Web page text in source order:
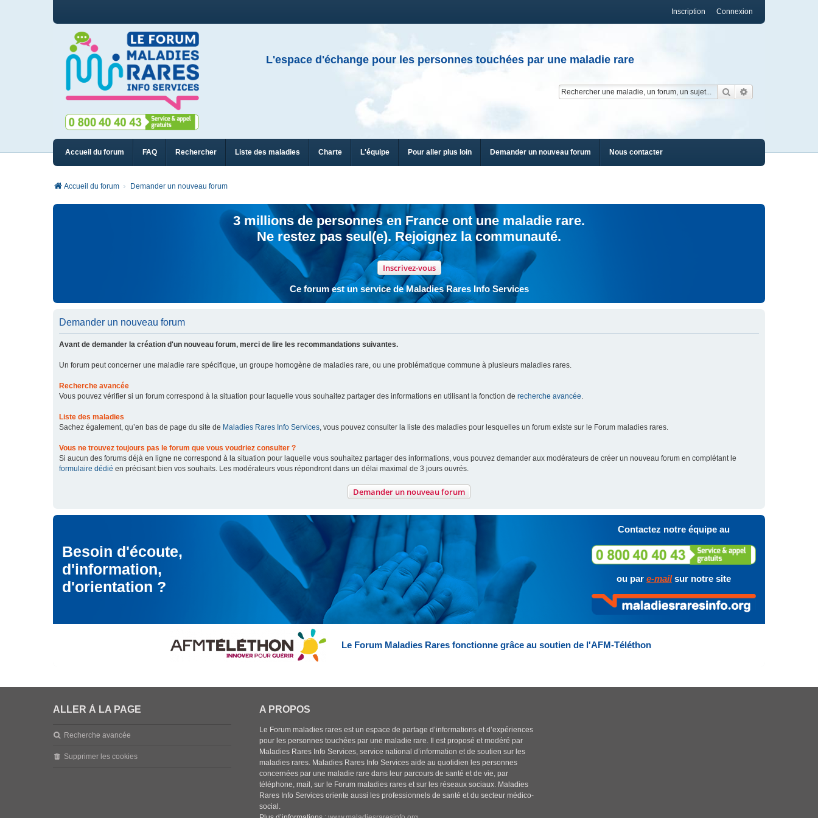
Connexion
Inscription
L'espace d'échange pour les personnes touchées par une maladie rare
Rechercher
Accueil du forum FAQ Rechercher Liste des maladies Charte L'équipe Pour aller plus loin Demander un nouveau forum Nous contacter
Accueil du forum Demander un nouveau forum
3 millions de personnes en France ont une maladie rare.
Ne restez pas seul(e). Rejoignez la communauté.
Inscrivez-vous
Ce forum est un service de Maladies Rares Info Services
Demander un nouveau forum
Avant de demander la création d'un nouveau forum, merci de lire les recommandations suivantes.
Un forum peut concerner une maladie rare spécifique, un groupe homogène de maladies rare, ou une problématique commune à plusieurs maladies rares.
Recherche avancée
Vous pouvez vérifier si un forum correspond à la situation pour laquelle vous souhaitez partager des informations en utilisant la fonction de recherche avancée.
Liste des maladies
Sachez également, qu’en bas de page du site de Maladies Rares Info Services, vous pouvez consulter la liste des maladies pour lesquelles un forum existe sur le Forum maladies rares.
Vous ne trouvez toujours pas le forum que vous voudriez consulter ?
Si aucun des forums déjà en ligne ne correspond à la situation pour laquelle vous souhaitez partager des informations, vous pouvez demander aux modérateurs de créer un nouveau forum en complétant le
formulaire dédié en précisant bien vos souhaits. Les modérateurs vous répondront dans un délai maximal de 3 jours ouvrés.
Demander un nouveau forum
Besoin d'écoute,
d'information,
d'orientation ?
Contactez notre équipe au
ou par e-mailsur notre site
Le Forum Maladies Rares fonctionne grâce au soutien de l'AFM-Téléthon
ALLER À LA PAGE
Recherche avancée
Supprimer les cookies
A PROPOS
Le Forum maladies rares est un espace de partage d’informations et d’expériences
pour les personnes touchées par une maladie rare. Il est proposé et modéré par
Maladies Rares Info Services, service national d’information et de soutien sur les
maladies rares. Maladies Rares Info Services aide au quotidien les personnes
concernées par une maladie rare dans leur parcours de santé et de vie, par
téléphone, mail, sur le Forum maladies rares et sur les réseaux sociaux. Maladies
Rares Info Services oriente aussi les professionnels de santé et du secteur médico-
social.